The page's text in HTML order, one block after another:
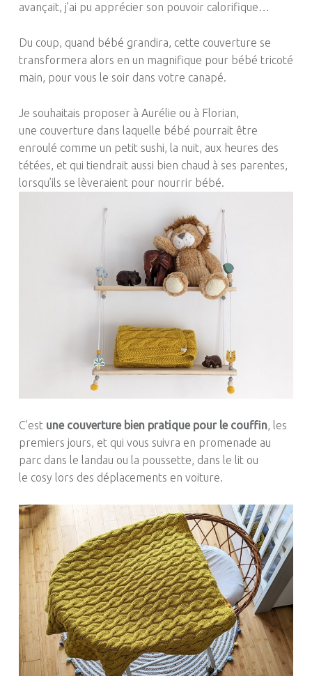
avançait, j’ai pu apprécier son pouvoir calorifique…
Du coup, quand bébé grandira, cette couverture se
transformera alors en un magnifique pour bébé tricoté
main, pour vous le soir dans votre canapé.
Je souhaitais proposer à Aurélie ou à Florian,
une couverture dans laquelle bébé pourrait être
enroulé comme un petit sushi, la nuit, aux heures des
tétées, et qui tiendrait aussi bien chaud à ses parentes,
lorsqu’ils se lèveraient pour nourrir bébé.
C’est une couverture bien pratique pour le couffin, les
premiers jours, et qui vous suivra en promenade au
parc dans le landau ou la poussette, dans le lit ou
le cosy lors des déplacements en voiture.